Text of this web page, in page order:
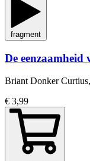
fragment
De
Briant Donker
€ 3,99